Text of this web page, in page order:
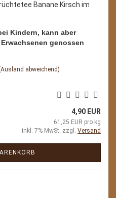
Banane Kirsch im
Kindern, kann aber
genossen
abweichend)
4,90 EUR
61,25 EUR pro kg
inkl. 7% MwSt. zzgl. Versand